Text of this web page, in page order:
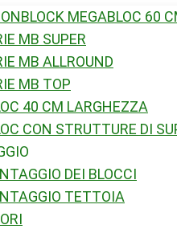
MEGABLOC 60
MB SUPER
MB ALLROUND
MB TOP
40 CM LARGHEZZA
CON STRUTTURE DI
DEI BLOCCI
TETTOIA